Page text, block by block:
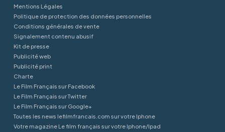
Mentions Légales
Politique de protection des données personnelles
Conditions générales de vente
Signalement contenu abusif
Kit de presse
Publicité web
Publicité print
Charte
Le Film Français sur Facebook
Le Film Français sur Twitter
Le Film Français sur Google+
Toutes les news lefilmfrancais.com sur votre Iphone
Votre magazine Le film français sur votre Iphone/Ipad